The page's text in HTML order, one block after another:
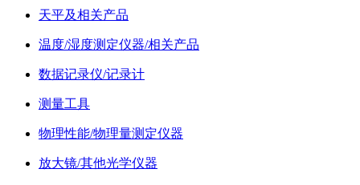
天平及相关产品
温度/湿度测定仪器/相关产品
数据记录仪/记录计
测量工具
物理性能/物理量测定仪器
放大镜/其他光学仪器